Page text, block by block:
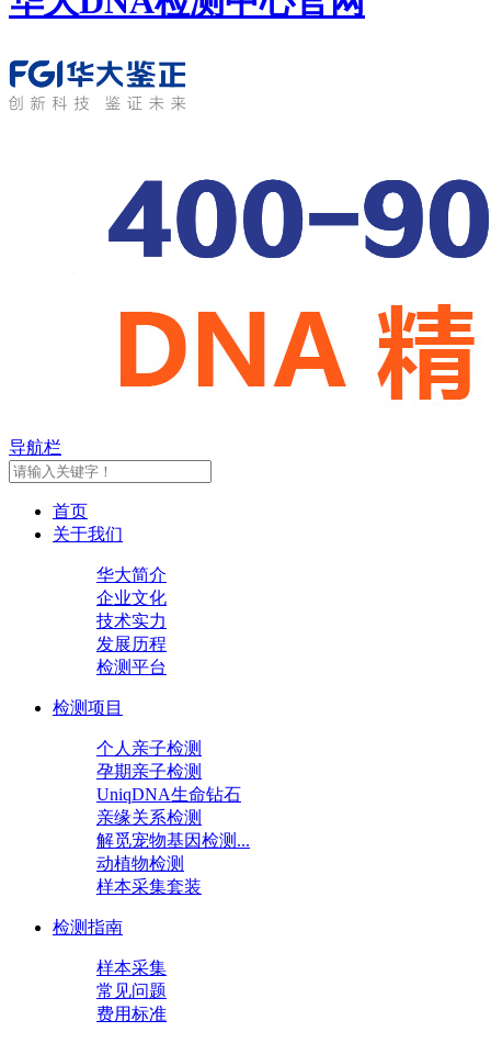
导航栏
首页
关于我们
华大简介
企业文化
技术实力
发展历程
检测平台
检测项目
个人亲子检测
孕期亲子检测
UniqDNA生命钻石
亲缘关系检测
解觅宠物基因检测...
动植物检测
样本采集套装
检测指南
样本采集
常见问题
费用标准